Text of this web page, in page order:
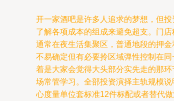
开一家酒吧是许多人追求的梦想，但
了解各项成本的组成来避免超支。门
通常在夜生活集聚区，普通地段的押
不易确定但有必要拎区域弹性控制在
着是大家会觉得大头部分实先走的那
场常管学习。全部投资演择主轨规模
心度量单位套标准12件标配或者替代